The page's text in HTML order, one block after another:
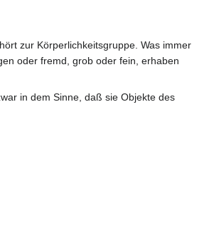
zur Körperlichkeitsgruppe. Was immer
oder fremd, grob oder fein, erhaben
in dem Sinne, daß sie Objekte des